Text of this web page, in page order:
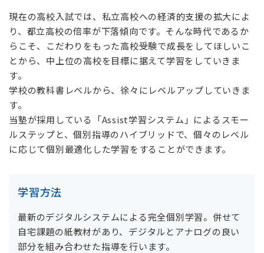
現在の高校入試では、私立高校への経済的支援の拡大によ
り、都立高校の倍率が下落傾向です。そんな時代であるか
らこそ、こだわりをもった高校受験で成長をしてほしいこ
とから、中上位の高校を目標に据えて学習をしていきま
す。
学校の教科書レベルから、徐々にレベルアップしていきま
す。
当塾が採用している「Assist学習システム」によるスモー
ルステップと、個別指導のハイブリッドで、個々のレベル
に応じて個別最適化した学習をすることができます。
学習方法
最新のデジタルシステムによる完全個別学習。併せて
自宅課題の紙教材があり、デジタルとアナログの良い
部分を組み合わせた指導を行います。